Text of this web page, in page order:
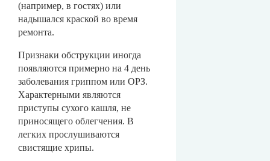
(например, в гостях) или
надышался краской во время
ремонта.
Признаки обструкции иногда
появляются примерно на 4 день
заболевания гриппом или ОРЗ.
Характерными являются
приступы сухого кашля, не
приносящего облегчения. В
легких прослушиваются
свистящие хрипы.